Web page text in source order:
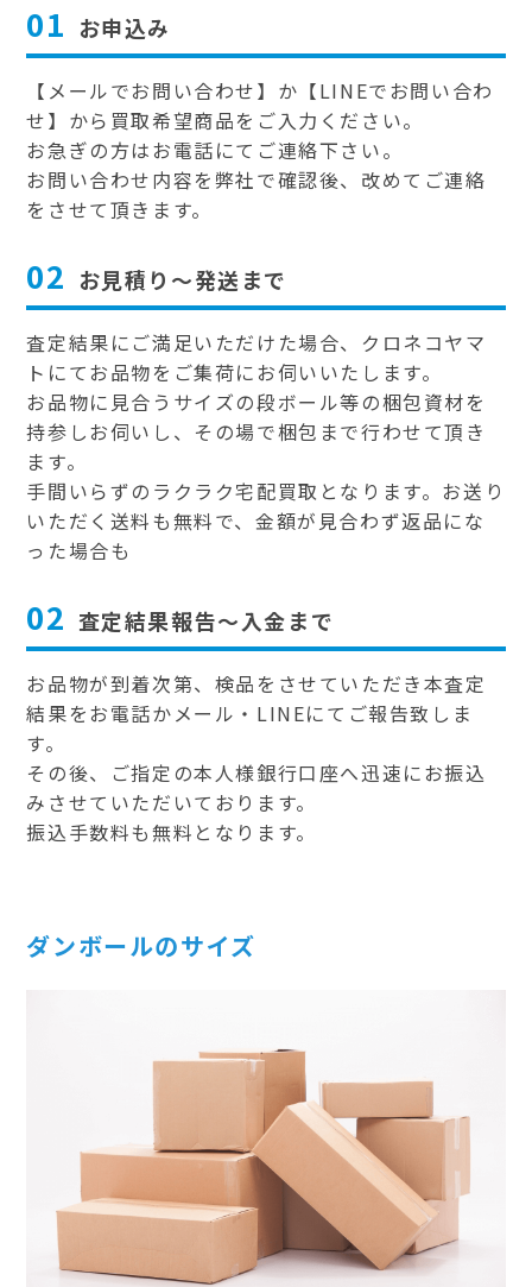
01 お申込み
【メールでお問い合わせ】か【LINEでお問い合わ
せ】から買取希望商品をご入力ください。
お急ぎの方はお電話にてご連絡下さい。
お問い合わせ内容を弊社で確認後、改めてご連絡
をさせて頂きます。
02 お見積り～発送まで
査定結果にご満足いただけた場合、クロネコヤマ
トにてお品物をご集荷にお伺いいたします。
お品物に見合うサイズの段ボール等の梱包資材を
持参しお伺いし、その場で梱包まで行わせて頂き
ます。
手間いらずのラクラク宅配買取となります。お送り
いただく送料も無料で、金額が見合わず返品にな
った場合も
02 査定結果報告～入金まで
お品物が到着次第、検品をさせていただき本査定
結果をお電話かメール・LINEにてご報告致しま
す。
その後、ご指定の本人様銀行口座へ迅速にお振込
みさせていただいております。
振込手数料も無料となります。
ダンボールのサイズ